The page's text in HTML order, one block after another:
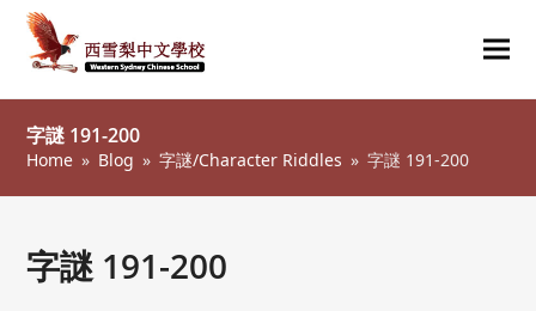
字謎 191-200
Home » Blog » 字謎/Character Riddles » 字謎 191-200
字謎 191-200